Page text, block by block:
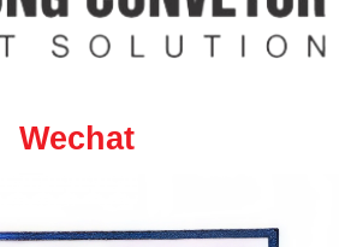
Wechat